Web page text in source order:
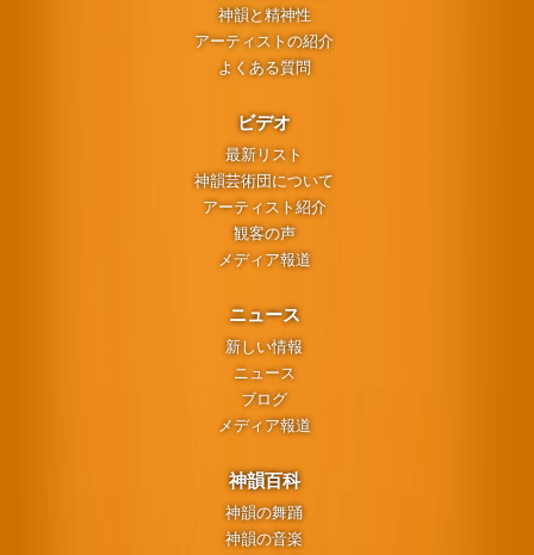
神韻と精神性
アーティストの紹介
よくある質問
ビデオ
最新リスト
神韻芸術団について
アーティスト紹介
観客の声
メディア報道
ニュース
新しい情報
ニュース
ブログ
メディア報道
神韻百科
神韻の舞踊
神韻の音楽